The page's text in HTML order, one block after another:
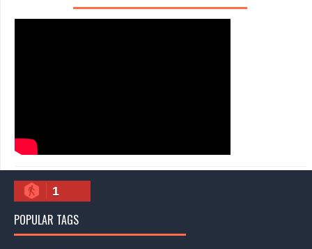
1
POPULAR TAGS